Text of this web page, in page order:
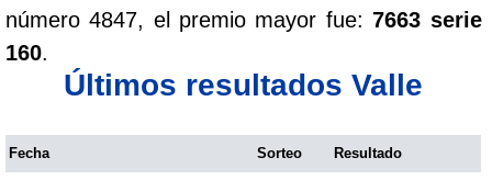
número 4847, el premio mayor fue:7663 serie
160.
Últimos resultados Valle
Fecha Sorteo Resultado